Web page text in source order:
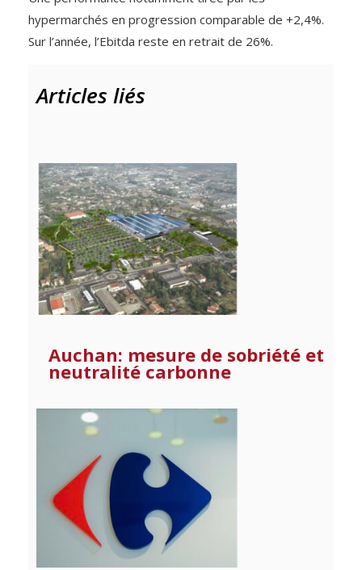
hypermarchés en progression comparable de +2,4%.
Sur l’année, l’Ebitda reste en retrait de 26%.
Articles liés
Auchan: mesure de sobriété et
neutralité carbonne